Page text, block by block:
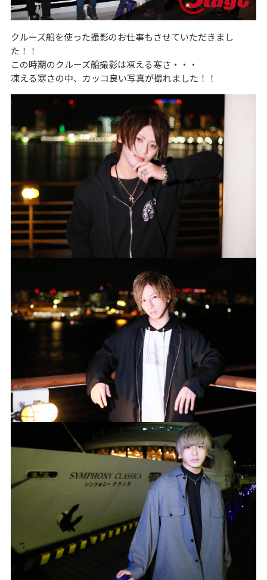
クルーズ船を使った撮影のお仕事もさせていただきまし
た！！
この時期のクルーズ船撮影は凍える寒さ・・・
凍える寒さの中、カッコ良い写真が撮れました！！